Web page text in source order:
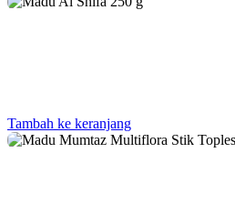
Tambah ke keranjang